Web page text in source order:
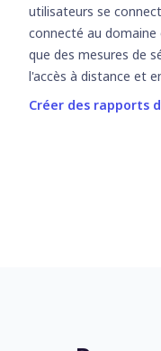
utilisateurs se
connecté au domaine
que des mesures de
l'accès à distance et
Créer des rapports